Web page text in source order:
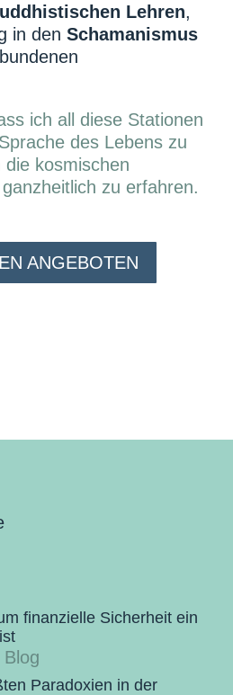
Lehren,
in denSchamanismus
ich all diese Stationen
des Lebens zu
kosmischen
zu erfahren.
ANGEBOTEN
finanzielle Sicherheit ein
Paradoxien in der